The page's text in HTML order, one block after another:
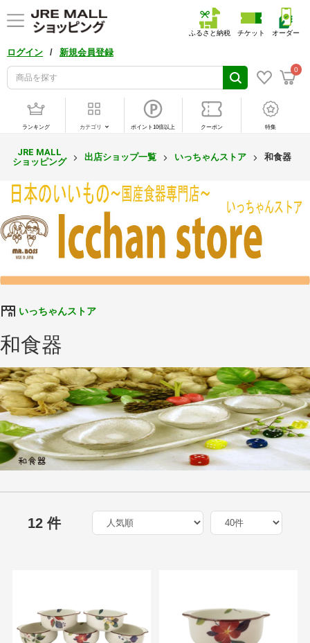
ログイン / 新規会員登録
0
ふるさと納税 チケット オーダー
ランキング カテゴリ ポイント10倍以上 クーポン 特集
JRE MALL
ショッピング
出店ショップ一覧 いっちゃんストア 和食器
いっちゃんストア
和食器
12 件